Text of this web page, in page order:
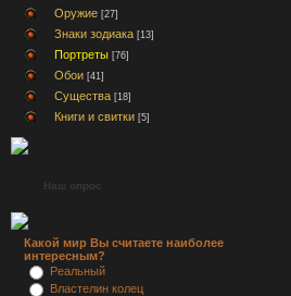
Оружие [27]
Знаки зодиака [13]
Портреты [76]
Обои [41]
Существа [18]
Книги и свитки [5]
Наш опрос
Какой мир Вы считаете наиболее
интересным?
Реальный
Властелин колец